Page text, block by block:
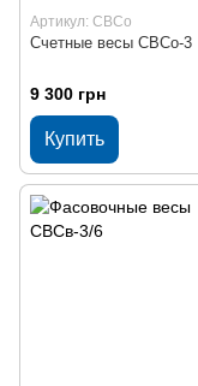
Артикул: СВСо
Счетные весы СВСо-3
9 300 грн
Купить